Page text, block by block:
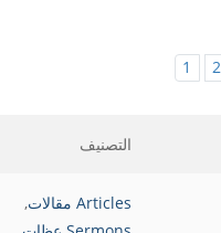
1 2
التصنيف
Articles مقالات
,